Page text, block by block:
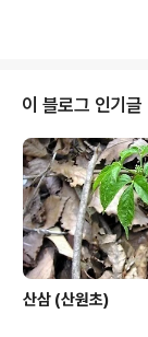
이 블로그 인기글
산삼 (산원초)